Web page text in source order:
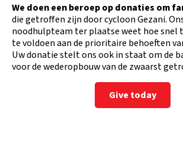
We doen een beroep op donaties om
die getroffen zijn door cycloon Gezani.
noodhulpteam ter plaatse weet hoe snel
te voldoen aan de prioritaire behoeften
Uw donatie stelt ons ook in staat om de
voor de wederopbouw van de zwaarst
Give today